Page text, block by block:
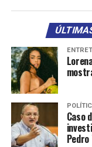
e o superior 4,5%.
Em março, a
principalmente
com o Instituto
(IBGE). Apesar
relação a
acumulado em 12
Juros
Caso
Pedro